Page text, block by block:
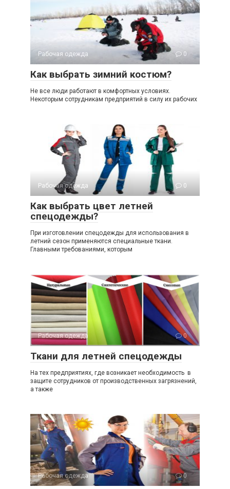
Рабочая одежда 0
Как выбрать зимний костюм?
Не все люди работают в комфортных условиях.
Некоторым сотрудникам предприятий в силу их рабочих
Рабочая одежда 0
Как выбрать цвет летней
спецодежды?
При изготовлении спецодежды для использования в
летний сезон применяются специальные ткани.
Главными требованиями, которым
Рабочая одежда 0
Ткани для летней спецодежды
На тех предприятиях, где возникает необходимость в
защите сотрудников от производственных загрязнений,
а также
Рабочая одежда 0